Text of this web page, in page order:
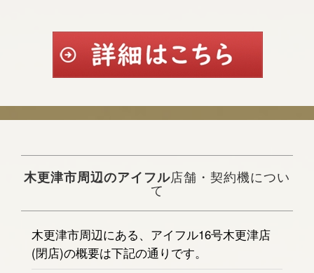
木更津市周辺のアイフル店舗・契約機につい
て
木更津市周辺にある、アイフル16号木更津店
(閉店)の概要は下記の通りです。